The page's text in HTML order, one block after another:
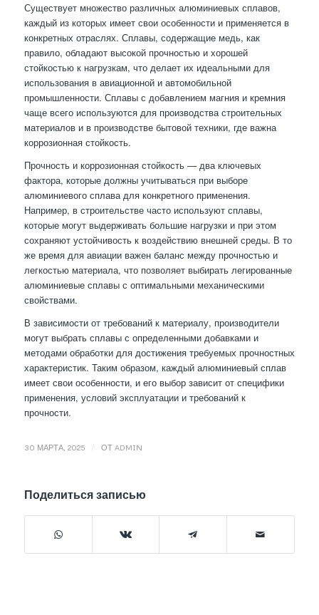
Существует множество различных алюминиевых сплавов,
каждый из которых имеет свои особенности и применяется в
конкретных отраслях. Сплавы, содержащие медь, как
правило, обладают высокой прочностью и хорошей
стойкостью к нагрузкам, что делает их идеальными для
использования в авиационной и автомобильной
промышленности. Сплавы с добавлением магния и кремния
чаще всего используются для производства строительных
материалов и в производстве бытовой техники, где важна
коррозионная стойкость.
Прочность и коррозионная стойкость — два ключевых
фактора, которые должны учитываться при выборе
алюминиевого сплава для конкретного применения.
Например, в строительстве часто используют сплавы,
которые могут выдерживать большие нагрузки и при этом
сохраняют устойчивость к воздействию внешней среды. В то
же время для авиации важен баланс между прочностью и
легкостью материала, что позволяет выбирать легированные
алюминиевые сплавы с оптимальными механическими
свойствами.
В зависимости от требований к материалу, производители
могут выбрать сплавы с определенными добавками и
методами обработки для достижения требуемых прочностных
характеристик. Таким образом, каждый алюминиевый сплав
имеет свои особенности, и его выбор зависит от специфики
применения, условий эксплуатации и требований к
прочности.
30 МАРТА, 2025 ОТ ADMIN
Поделиться записью